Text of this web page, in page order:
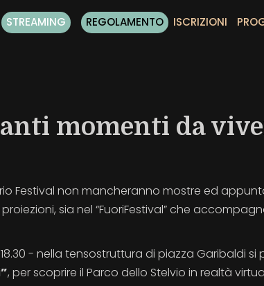
STREAMING REGOLAMENTO ISCRIZIONI
momenti da
Festival non mancheranno mostre ed
sia nel “FuoriFestival” che
- nella tensostruttura di piazza Garibaldi si
, per scoprire il Parco dello Stelvio in realtà